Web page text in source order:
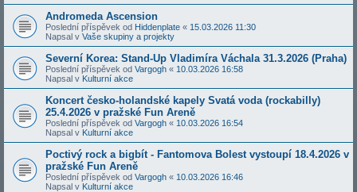
Andromeda Ascension
Poslední příspěvek od Hiddenplate « 15.03.2026 11:30
Napsal v Vaše skupiny a projekty
Severní Korea: Stand-Up Vladimíra Váchala 31.3.2026 (Praha)
Poslední příspěvek od Vargogh « 10.03.2026 16:58
Napsal v Kulturní akce
Koncert česko-holandské kapely Svatá voda (rockabilly)
25.4.2026 v pražské Fun Areně
Poslední příspěvek od Vargogh « 10.03.2026 16:54
Napsal v Kulturní akce
Poctivý rock a bigbít - Fantomova Bolest vystoupí 18.4.2026 v
pražské Fun Areně
Poslední příspěvek od Vargogh « 10.03.2026 16:46
Napsal v Kulturní akce